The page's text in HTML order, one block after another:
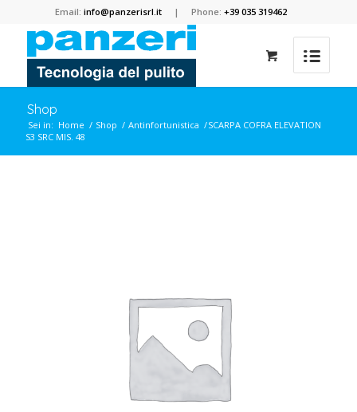
Email:info@panzerisrl.it | Phone:+39 035 319462
Shop
Sei in: Home / Shop / Antinfortunistica /SCARPA COFRA ELEVATION
S3 SRC MIS. 48